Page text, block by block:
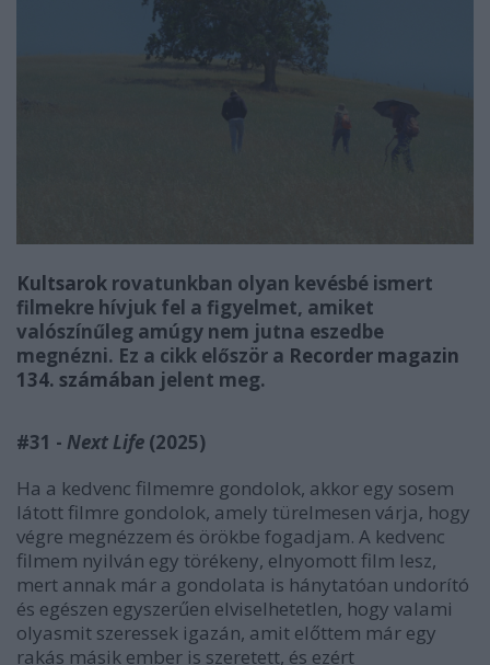
Kultsarok rovatunkban olyan kevésbé ismert
filmekre hívjuk fel a figyelmet, amiket
valószínűleg amúgy nem jutna eszedbe
megnézni. Ez a cikk először a Recorder magazin
134. számában jelent meg.
#31 - Next Life (2025)
Ha a kedvenc filmemre gondolok, akkor egy sosem
látott filmre gondolok, amely türelmesen várja, hogy
végre megnézzem és örökbe fogadjam. A kedvenc
filmem nyilván egy törékeny, elnyomott film lesz,
mert annak már a gondolata is hánytatóan undorító
és egészen egyszerűen elviselhetetlen, hogy valami
olyasmit szeressek igazán, amit előttem már egy
rakás másik ember is szeretett, és ezért